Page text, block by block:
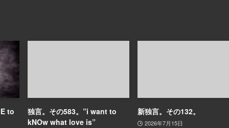
to
独言。その583。”i want to
kNOw what love is”
新独言。その132。
2026年7月15日